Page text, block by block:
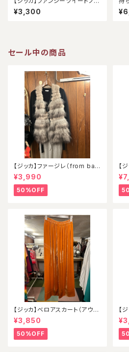
スリーブ（アウトレット）
¥3,300
ク）
セール中の商品
【ジッカ】ファージレ（from ball
oon）
¥3,990
50%OFF
【
【ジッカ】ベロアスカート（アウト
レット）
¥3,850
50%OFF
【